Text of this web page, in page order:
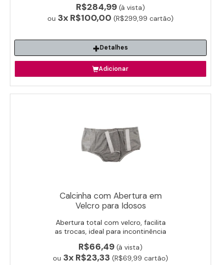
sem esforço.
R$284,99 (à vista)
ou 3x R$100,00 (R$299,99 cartão)
Detalhes
Adicionar
Calcinha com Abertura em
Velcro para Idosos
Abertura total com velcro, facilita
as trocas, ideal para incontinência
R$66,49 (à vista)
ou 3x R$23,33 (R$69,99 cartão)